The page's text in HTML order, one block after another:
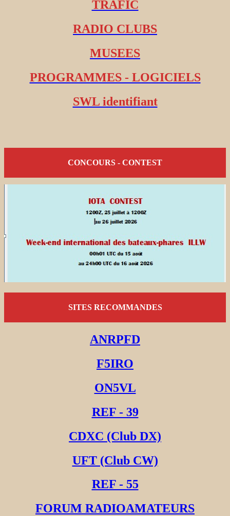
TRAFIC
RADIO CLUBS
MUSEES
PROGRAMMES - LOGICIELS
SWL identifiant
CONCOURS - CONTEST
SITES RECOMMANDES
ANRPFD
F5IRO
ON5VL
REF - 39
CDXC (Club DX)
UFT (Club CW)
REF - 55
FORUM RADIOAMATEURS